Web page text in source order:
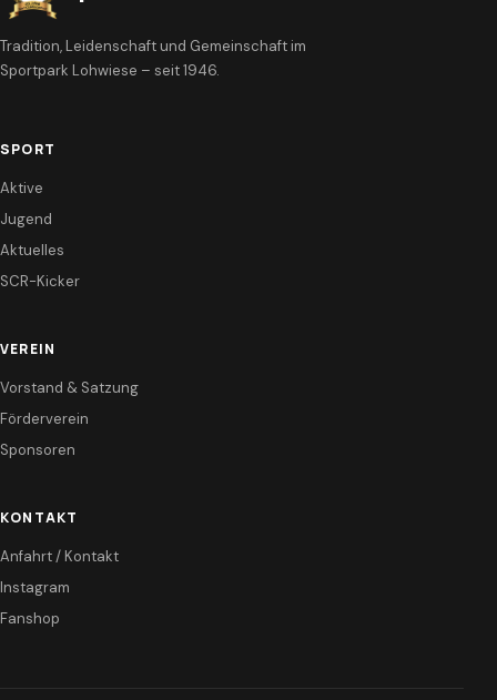
Tradition, Leidenschaft und Gemeinschaft im
Sportpark Lohwiese – seit 1946.
SPORT
Aktive
Jugend
Aktuelles
SCR-Kicker
VEREIN
Vorstand & Satzung
Förderverein
Sponsoren
KONTAKT
Anfahrt / Kontakt
Instagram
Fanshop